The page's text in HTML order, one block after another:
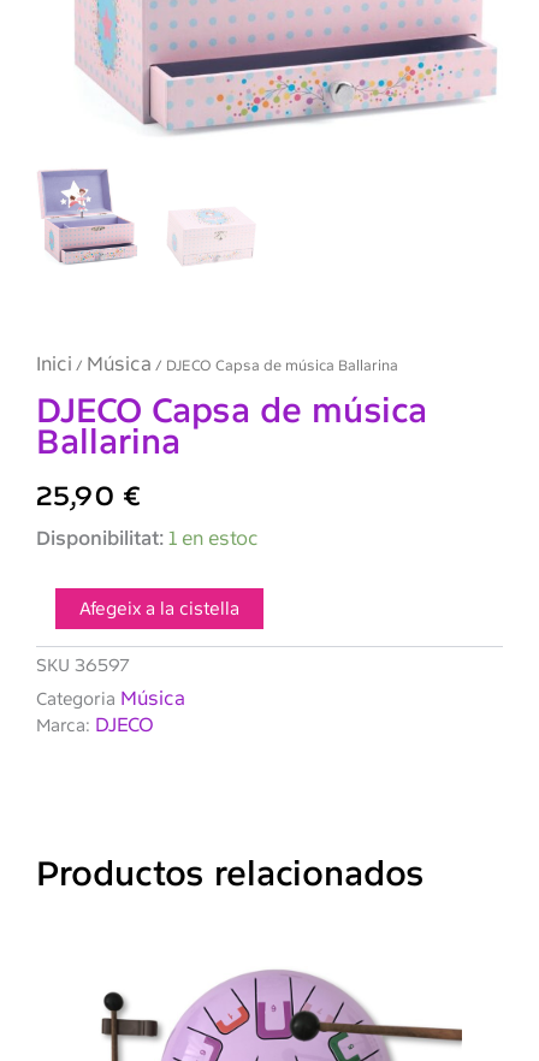
Inici / Música / DJECO Capsa de música Ballarina
DJECO Capsa de música
Ballarina
25,90 €
Disponibilitat: 1 en estoc
quantitat
Capsa
música
Ballarina
Afegeix a la cistella
SKU 36597
Categoria Música
Marca: DJECO
Productos relacionados